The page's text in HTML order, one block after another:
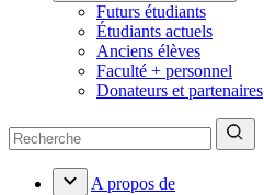
Futurs étudiants
Étudiants actuels
Anciens élèves
Faculté + personnel
Donateurs et partenaires
A propos de